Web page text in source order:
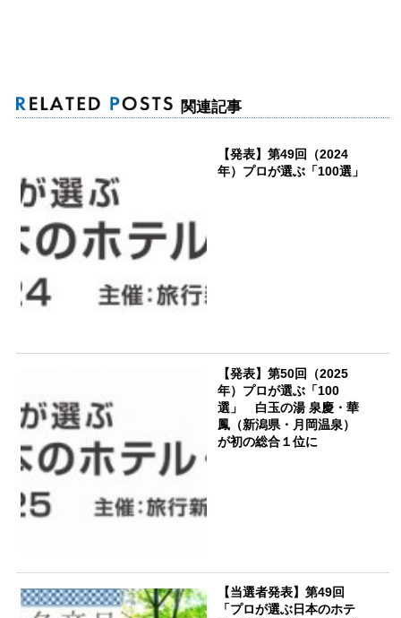
関連記事
【発表】第49回（2024
年）プロが選ぶ「100選」
【発表】第50回（2025
年）プロが選ぶ「100
選」 白玉の湯 泉慶・華
鳳（新潟県・月岡温泉）
が初の総合１位に
【当選者発表】第49回
「プロが選ぶ日本のホテ